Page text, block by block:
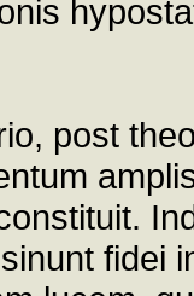
post
fidei